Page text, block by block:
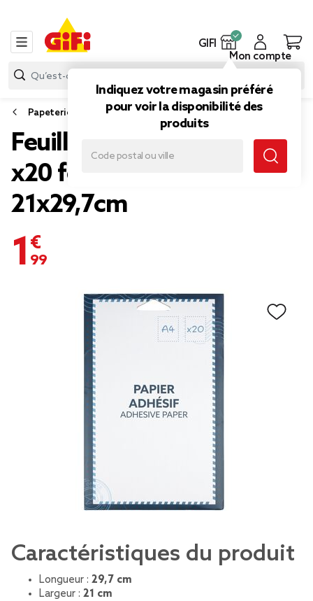
GIFI
Indiquez votre magasin préféré
pour voir la disponibilité des
produits
Mon compte
Papeterie et fournitures bureau
Feuille de papier adhésif
x20 format A4 blanc
21x29,7cm
1,99 €
Caractéristiques du produit
Longueur : 29,7 cm
Largeur : 21 cm